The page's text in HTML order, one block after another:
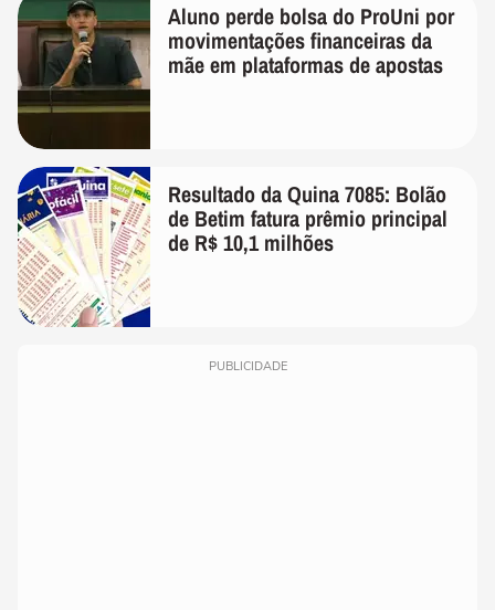
Aluno perde bolsa do ProUni por
movimentações financeiras da
mãe em plataformas de apostas
Resultado da Quina 7085: Bolão
de Betim fatura prêmio principal
de R$ 10,1 milhões
PUBLICIDADE